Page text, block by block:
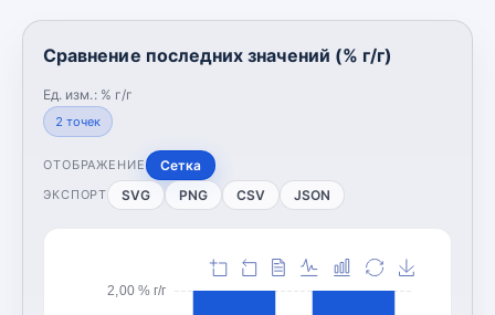
Сравнение последних значений (% г/г)
Ед. изм.: % г/г
2 точек
ОТОБРАЖЕНИЕ Сетка
ЭКСПОРТ SVG PNG CSV JSON
2,00 % г/г